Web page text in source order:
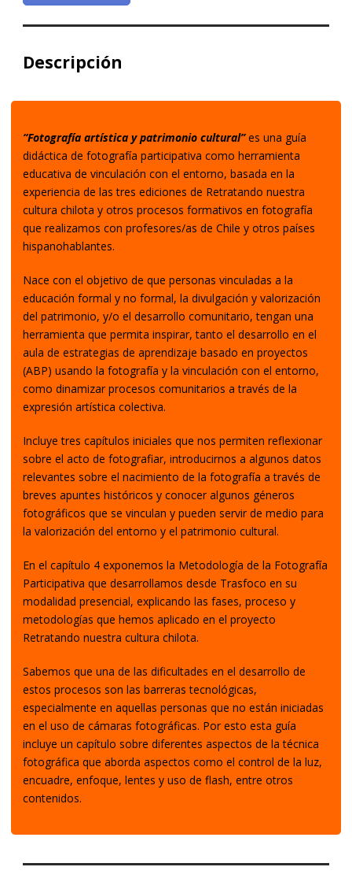
Descripción
“Fotografía artística y patrimonio cultural”es una guía
didáctica de fotografía participativa como herramienta
educativa de vinculación con el entorno, basada en la
experiencia de las tres ediciones de Retratando nuestra
cultura chilota y otros procesos formativos en fotografía
que realizamos con profesores/as de Chile y otros países
hispanohablantes.
Nace con el objetivo de que personas vinculadas a la
educación formal y no formal, la divulgación y valorización
del patrimonio, y/o el desarrollo comunitario, tengan una
herramienta que permita inspirar, tanto el desarrollo en el
aula de estrategias de aprendizaje basado en proyectos
(ABP) usando la fotografía y la vinculación con el entorno,
como dinamizar procesos comunitarios a través de la
expresión artística colectiva.
Incluye tres capítulos iniciales que nos permiten reflexionar
sobre el acto de fotografiar, introducirnos a algunos datos
relevantes sobre el nacimiento de la fotografía a través de
breves apuntes históricos y conocer algunos géneros
fotográficos que se vinculan y pueden servir de medio para
la valorización del entorno y el patrimonio cultural.
En el capítulo 4 exponemos la Metodología de la Fotografía
Participativa que desarrollamos desde Trasfoco en su
modalidad presencial, explicando las fases, proceso y
metodologías que hemos aplicado en el proyecto
Retratando nuestra cultura chilota.
Sabemos que una de las dificultades en el desarrollo de
estos procesos son las barreras tecnológicas,
especialmente en aquellas personas que no están iniciadas
en el uso de cámaras fotográficas. Por esto esta guía
incluye un capítulo sobre diferentes aspectos de la técnica
fotográfica que aborda aspectos como el control de la luz,
encuadre, enfoque, lentes y uso de flash, entre otros
contenidos.